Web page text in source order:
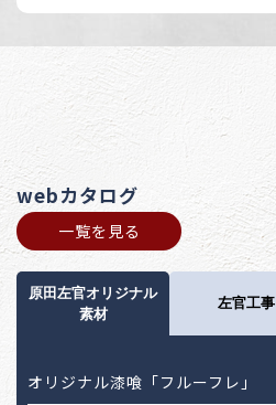
webカタログ
一覧を見る
原田左官オリジナル
素材
左官工事
オリジナル漆喰「フルーフレ」